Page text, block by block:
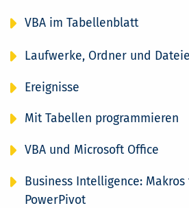
VBA im Tabellenblatt
Laufwerke, Ordner und
Ereignisse
Mit Tabellen programmieren
VBA und Microsoft Office
Business Intelligence:
PowerPivot